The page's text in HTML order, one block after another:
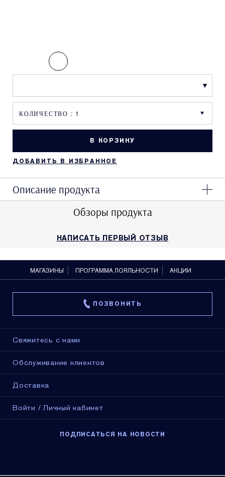
В КОРЗИНУ
ДОБАВИТЬ В ИЗБРАННОЕ
Описание продукта
Обзоры продукта
НАПИСАТЬ ПЕРВЫЙ ОТЗЫВ
МАГАЗИНЫ ПРОГРАММА ЛОЯЛЬНОСТИ АКЦИИ
ПОЗВОНИТЬ
Свяжитесь с нами
Обслуживание клиентов
Доставка
Войти / Личный кабинет
ПОДПИСАТЬСЯ НА НОВОСТИ